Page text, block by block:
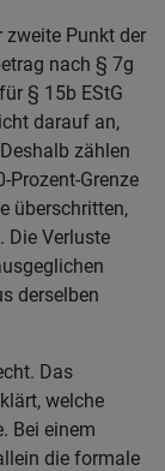
Punkt der
nach § 7g
§ 15b EStG
darauf an,
zählen
Prozent-Grenze
überschritten,
Die Verluste
derselben
Das
welche
Bei einem
die formale